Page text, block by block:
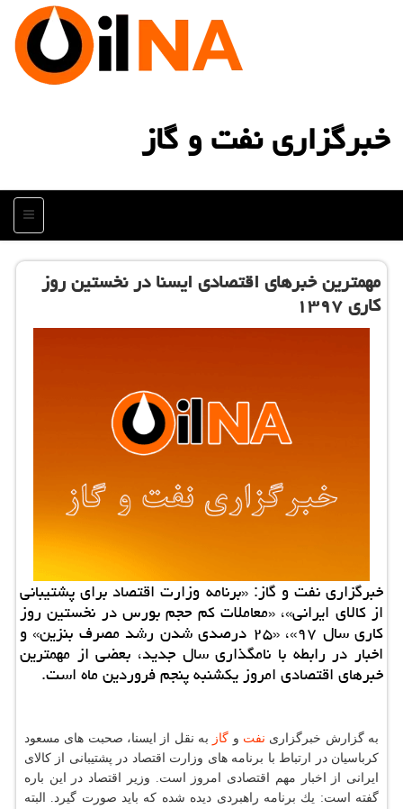
خبرگزاری نفت و گاز
منو
مهمترین خبرهای اقتصادی ایسنا در نخستین روز
كاری ۱۳۹۷
خبرگزاری نفت و گاز: «برنامه وزارت اقتصاد برای پشتیبانی
از كالای ایرانی»، «معاملات كم حجم بورس در نخستین روز
كاری سال ۹۷»، «۲۵ درصدی شدن رشد مصرف بنزین» و
اخبار در رابطه با نامگذاری سال جدید، بعضی از مهمترین
خبرهای اقتصادی امروز یكشنبه پنجم فروردین ماه است.
به گزارش خبرگزاری نفت و گاز به نقل از ایسنا، صحبت های مسعود
كرباسیان در ارتباط با برنامه های وزارت اقتصاد در پشتیبانی از كالای
ایرانی از اخبار مهم اقتصادی امروز است. وزیر اقتصاد در این باره
گفته است: یك برنامه راهبردی دیده شده كه باید صورت گیرد. البته